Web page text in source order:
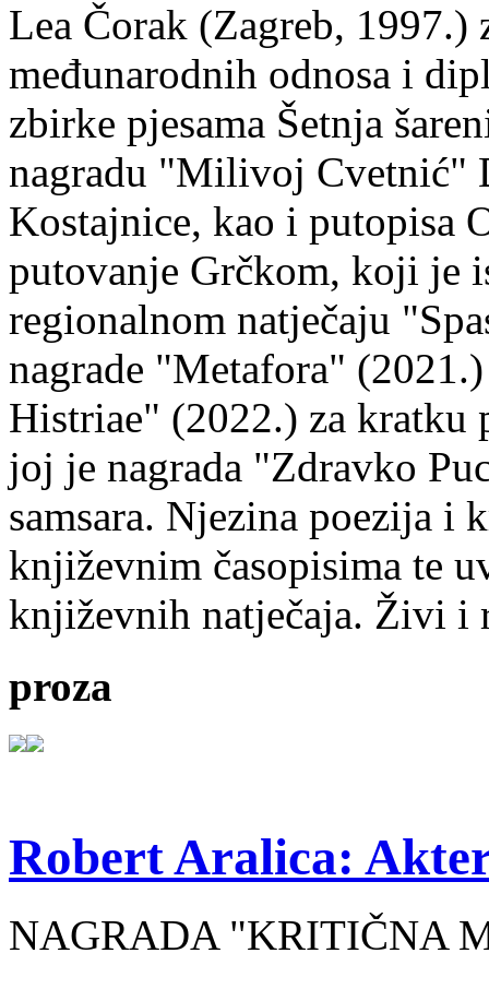
Lea Čorak (Zagreb,
međunarodnih odnosa i
zbirke pjesama Šetnja
nagradu "Milivoj Cvetnić"
Kostajnice, kao i putopisa
putovanje Grčkom, koji je
regionalnom natječaju
nagrade "Metafora"
Histriae" (2022.) za kratku
joj je nagrada "Zdravko
samsara. Njezina poezija i
književnim časopisima te
književnih natječaja. Živi i
proza
Robert Aralica:
NAGRADA "KRITIČNA